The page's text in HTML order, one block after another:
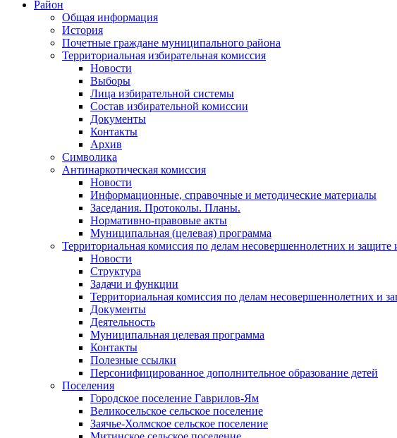
Район
Общая информация
История
Почетные граждане муниципального района
Территориальная избирательная комиссия
Новости
Выборы
Лица избирательной системы
Состав избирательной комиссии
Документы
Контакты
Архив
Символика
Антинаркотическая комиссия
Новости
Информационные, справочные и методические материалы
Заседания. Протоколы. Планы.
Нормативно-правовые акты
Муниципальная (целевая) программа
Территориальная комиссия по делам несовершеннолетних и защите
Новости
Структура
Задачи и функции
Территориальная комиссия по делам несовершеннолетних и
Документы
Деятельность
Муниципальная целевая программа
Контакты
Полезные ссылки
Персонифицированное дополнительное образование детей
Поселения
Городское поселение Гаврилов-Ям
Великосельское сельское поселение
Заячье-Холмское сельское поселение